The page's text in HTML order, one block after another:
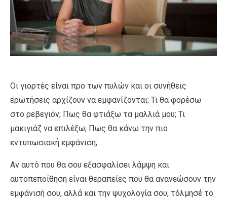
Οι γιορτές είναι προ των πυλών και οι συνήθεις
ερωτήσεις αρχίζουν να εμφανίζονται: Τι θα φορέσω
στο ρεβεγιόν; Πως θα φτιάξω τα μαλλιά μου; Τι
μακιγιάζ να επιλέξω; Πως θα κάνω την πιο
εντυπωσιακή εμφάνιση;
Αν αυτό που θα σου εξασφαλίσει λάμψη και
αυτοπεποίθηση είναι θεραπείες που θα ανανεώσουν την
εμφάνισή σου, αλλά και την ψυχολογία σου, τόλμησέ το